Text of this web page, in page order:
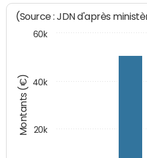
Montants (€)
(Source : JDN d'après
20k
40k
60k